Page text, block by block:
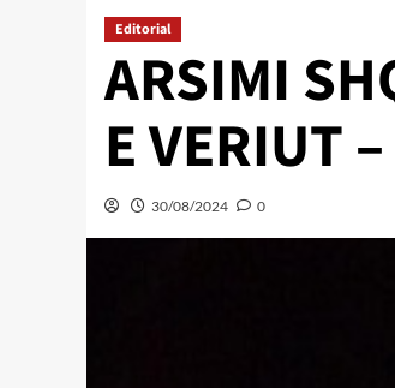
Editorial
ARSIMI
E VERIUT
30/08/2024 0